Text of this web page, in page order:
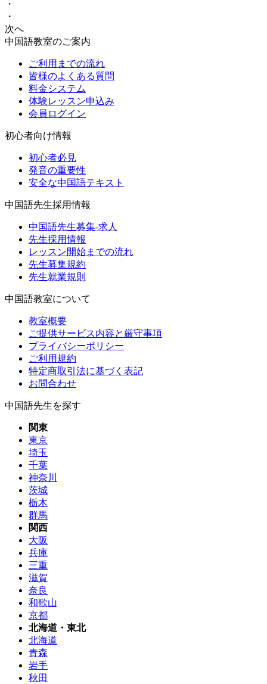
・
・
次へ
中国語教室のご案内
ご利用までの流れ
皆様のよくある質問
料金システム
体験レッスン申込み
会員ログイン
初心者向け情報
初心者必見
発音の重要性
安全な中国語テキスト
中国語先生採用情報
中国語先生募集-求人
先生採用情報
レッスン開始までの流れ
先生募集規約
先生就業規則
中国語教室について
教室概要
ご提供サービス内容と厳守事項
プライバシーポリシー
ご利用規約
特定商取引法に基づく表記
お問合わせ
中国語先生を探す
関東
東京
埼玉
千葉
神奈川
茨城
栃木
群馬
関西
大阪
兵庫
三重
滋賀
奈良
和歌山
京都
北海道・東北
北海道
青森
岩手
秋田